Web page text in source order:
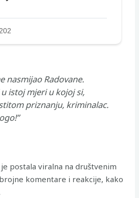
nasmijao Radovane.
istoj mjeri u kojoj si,
priznanju, kriminalac.
postala viralna na društvenim
komentare i reakcije, kako